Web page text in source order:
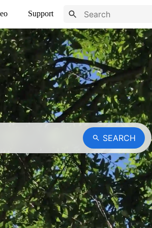
Support
SEARCH